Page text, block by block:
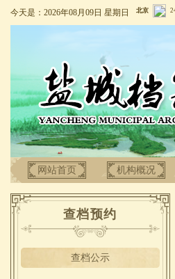
今天是：2026年08月09日 星期日
网站首页 机构概况
查档预约
查档公示